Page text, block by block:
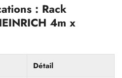
: Rack
4m x
Détail